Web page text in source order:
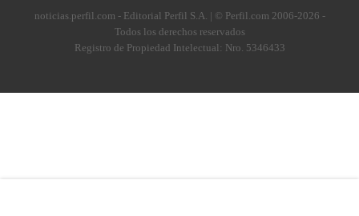
noticias.perfil.com - Editorial Perfil S.A. | © Perfil.com 2006-2026 -
Todos los derechos reservados
Registro de Propiedad Intelectual: Nro. 5346433